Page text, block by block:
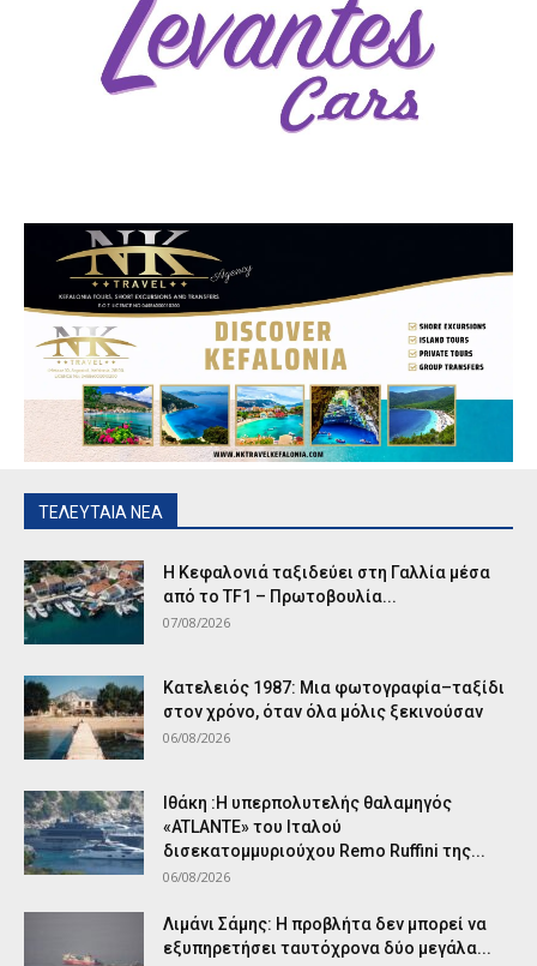
ΤΕΛΕΥΤΑΙΑ ΝΕΑ
Η Κεφαλονιά ταξιδεύει στη Γαλλία μέσα
από το TF1 – Πρωτοβουλία...
07/08/2026
Κατελειός 1987: Μια φωτογραφία–ταξίδι
στον χρόνο, όταν όλα μόλις ξεκινούσαν
06/08/2026
Ιθάκη :Η υπερπολυτελής θαλαμηγός
«ATLANTE» του Ιταλού
δισεκατομμυριούχου Remo Ruffini της...
06/08/2026
Λιμάνι Σάμης: Η προβλήτα δεν μπορεί να
εξυπηρετήσει ταυτόχρονα δύο μεγάλα...